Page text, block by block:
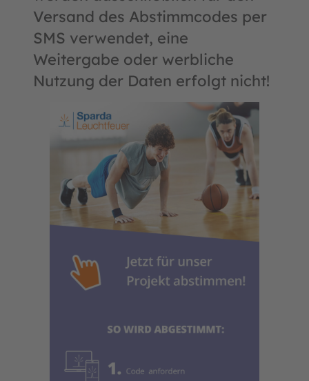
Versand des Abstimmcodes per
SMS verwendet, eine
Weitergabe oder werbliche
Nutzung der Daten erfolgt nicht!